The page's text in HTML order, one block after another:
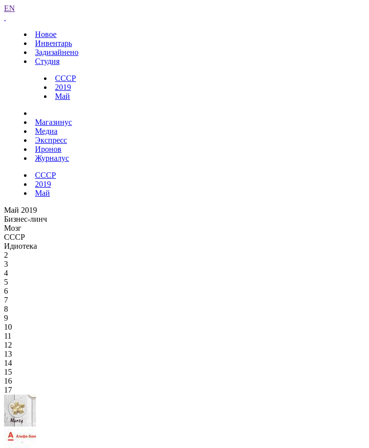
EN
Новое
Инвентарь
Задизайнено
Студия
СССР
2019
Май
Магазинус
Медиа
Экспресс
Иронов
Журналус
СССР
2019
Май
Май 2019
Бизнес-линч
Мозг
СССР
Идиотека
2
3
4
5
6
7
8
9
10
11
12
13
14
15
16
17